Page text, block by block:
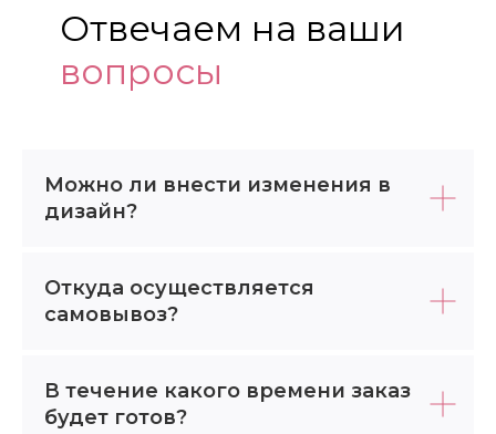
Отвечаем на ваши
вопросы
Можно ли внести изменения в
дизайн?
Откуда осуществляется
самовывоз?
В течение какого времени заказ
будет готов?